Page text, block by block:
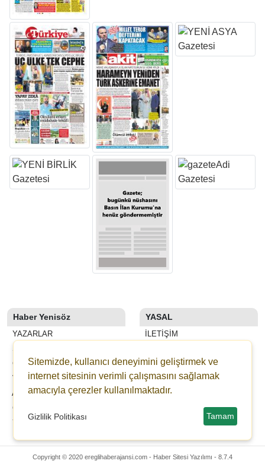
Haber Yenisöz
YAZARLAR
SON DAKİKA
GALERİLER
VİDEOLAR
ANKETLER
GAZETELER
YEDİBAŞAK ONLİNE BAĞIŞ
YASAL
İLETIŞIM
YAYIN İLKELERI
KURALLAR
GIZLILIK
KULLANICI SÖZLEŞMESI
VERI POLITIKASI
Sitemizde, kullanıcı deneyimini geliştirmek ve
internet sitesinin verimli çalışmasını sağlamak
amacıyla çerezler kullanılmaktadır.
Gizlilik Politikası Tamam
Copyright © 2020 ereglihaberajansi.com - Haber Sitesi Yazılımı - 8.7.4